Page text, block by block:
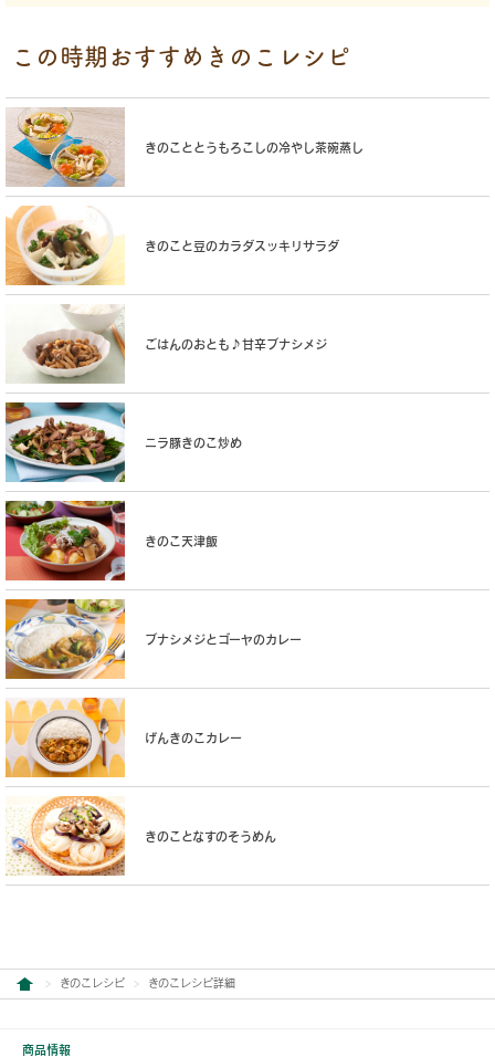
この時期おすすめきのこレシピ
きのこととうもろこしの冷やし茶碗蒸し
きのこと豆のカラダスッキリサラダ
ごはんのおとも♪甘辛ブナシメジ
ニラ豚きのこ炒め
きのこ天津飯
ブナシメジとゴーヤのカレー
げんきのこカレー
きのことなすのそうめん
きのこレシピ きのこレシピ詳細
商品情報